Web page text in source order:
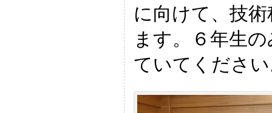
に向けて、技
ます。６年生
ていてくださ